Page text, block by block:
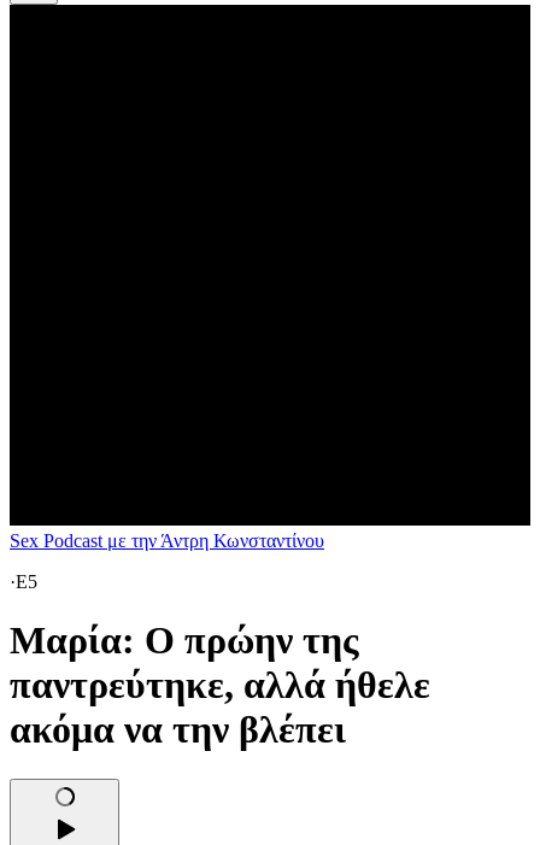
Sex Podcast με την Άντρη Κωνσταντίνου
·E5
Μαρία: Ο πρώην της
παντρεύτηκε, αλλά ήθελε
ακόμα να την βλέπει